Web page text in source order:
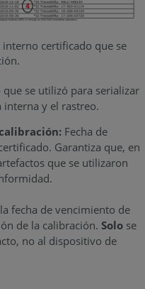
certificado que se
se utilizó para serializar
interna y el rastreo.
Fecha de
Garantiza que, en
que se utilizaron
fecha de vencimiento de
de la calibración. Solose
no al dispositivo de